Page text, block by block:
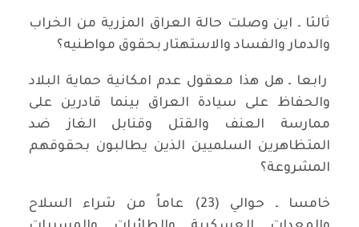
ثالثا ـ اين وصلت حالة العراق المزرية من الخراب
والدمار والفساد والاستهتار بحقوق مواطنيه؟
رابعا ـ هل هذا معقول عدم امكانية حماية البلاد
والحفاظ على سيادة العراق بينما قادرين على
ممارسة العنف والقتل وقنابل الغاز ضد
المتظاهرين السلميين الذين يطالبون بحقوقهم
المشروعة؟
خامسا ـ حوالي (23) عاماً من شراء السلاح